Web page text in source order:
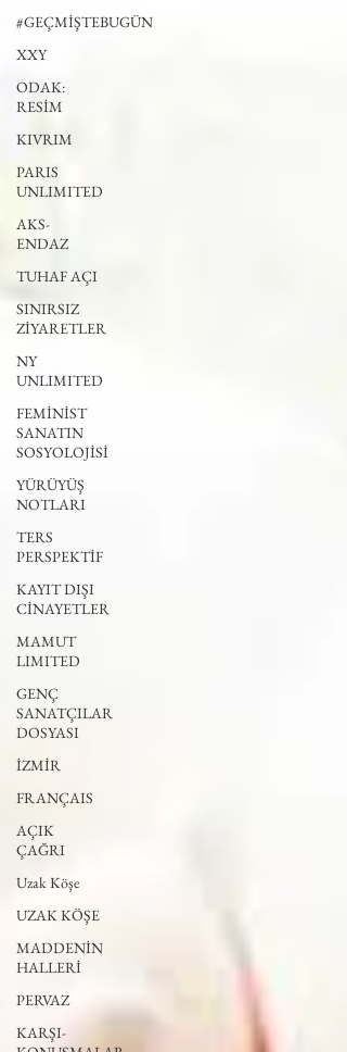
#GEÇMİŞTEBUGÜN
XXY
ODAK:
RESİM
KIVRIM
PARIS
UNLIMITED
AKS-
ENDAZ
TUHAF AÇI
SINIRSIZ
ZİYARETLER
NY
UNLIMITED
FEMİNİST
SANATIN
SOSYOLOJİSİ
YÜRÜYÜŞ
NOTLARI
TERS
PERSPEKTİF
KAYIT DIŞI
CİNAYETLER
MAMUT
LIMITED
GENÇ
SANATÇILAR
DOSYASI
İZMİR
FRANÇAIS
AÇIK
ÇAĞRI
Uzak Köşe
UZAK KÖŞE
MADDENİN
HALLERİ
PERVAZ
KARŞI-